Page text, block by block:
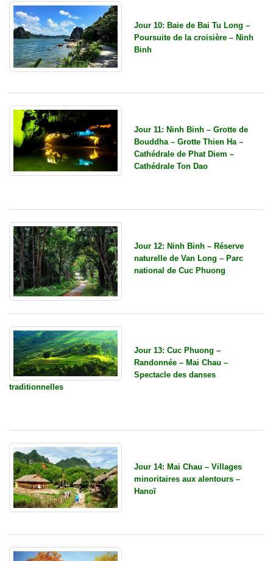
Jour 10: Baie de Bai Tu Long –
Poursuite de la croisière – Ninh
Binh
Jour 11: Ninh Binh – Grotte de
Bouddha – Grotte Thien Ha –
Cathédrale de Phat Diem –
Cathédrale Ton Dao
Jour 12: Ninh Binh – Réserve
naturelle de Van Long – Parc
national de Cuc Phuong
Jour 13: Cuc Phuong –
Randonnée – Mai Chau –
Spectacle des danses
traditionnelles
Jour 14: Mai Chau – Villages
minoritaires aux alentours –
Hanoï